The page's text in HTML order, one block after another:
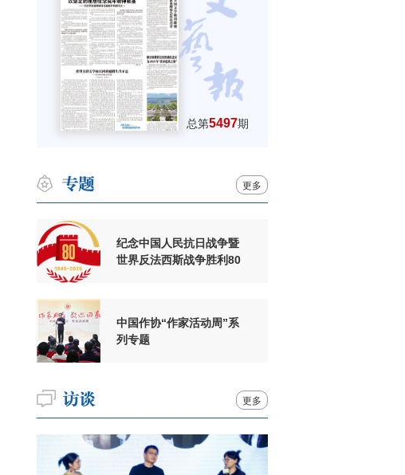
总第5497期
更多
纪念中国人民抗日战争暨
世界反法西斯战争胜利80
中国作协“作家活动周”系
列专题
更多